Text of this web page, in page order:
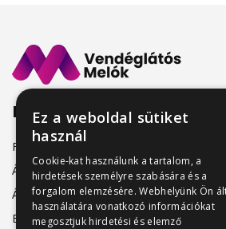
Menü
Friss állásajánlatok
Álláshirdetőknek
Álláskeresőknek
Belépés
Ez a weboldal sütiket
használ
Cookie-kat használunk a tartalom, a
hirdetések személyre szabására és a
forgalom elemzésére. Webhelyünk Ön
használatára vonatkozó információkat
megosztjuk hirdetési és elemző